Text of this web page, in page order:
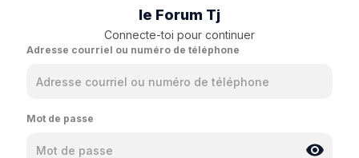
le Forum Tj
Connecte-toi pour continuer
Adresse courriel ou numéro de téléphone
Mot de passe